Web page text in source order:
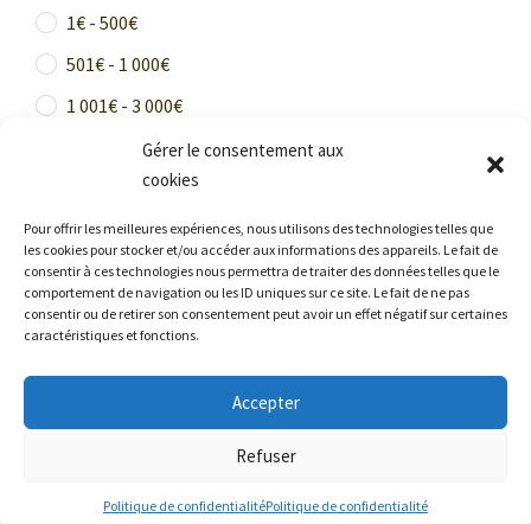
Gérer le consentement aux
cookies
Pour offrir les meilleures expériences, nous utilisons des technologies telles que
les cookies pour stocker et/ou accéder aux informations des appareils. Le fait de
consentir à ces technologies nous permettra de traiter des données telles que le
comportement de navigation ou les ID uniques sur ce site. Le fait de ne pas
consentir ou de retirer son consentement peut avoir un effet négatif sur certaines
caractéristiques et fonctions.
Accepter
Refuser
Politique de confidentialitéPolitique de confidentialité
1€ - 500€
501€ - 1 000€
1 001€ - 3 000€
3 001€ et +
Faire une offre
Réservé
Vendu
MONTFORT L'AMAURY -